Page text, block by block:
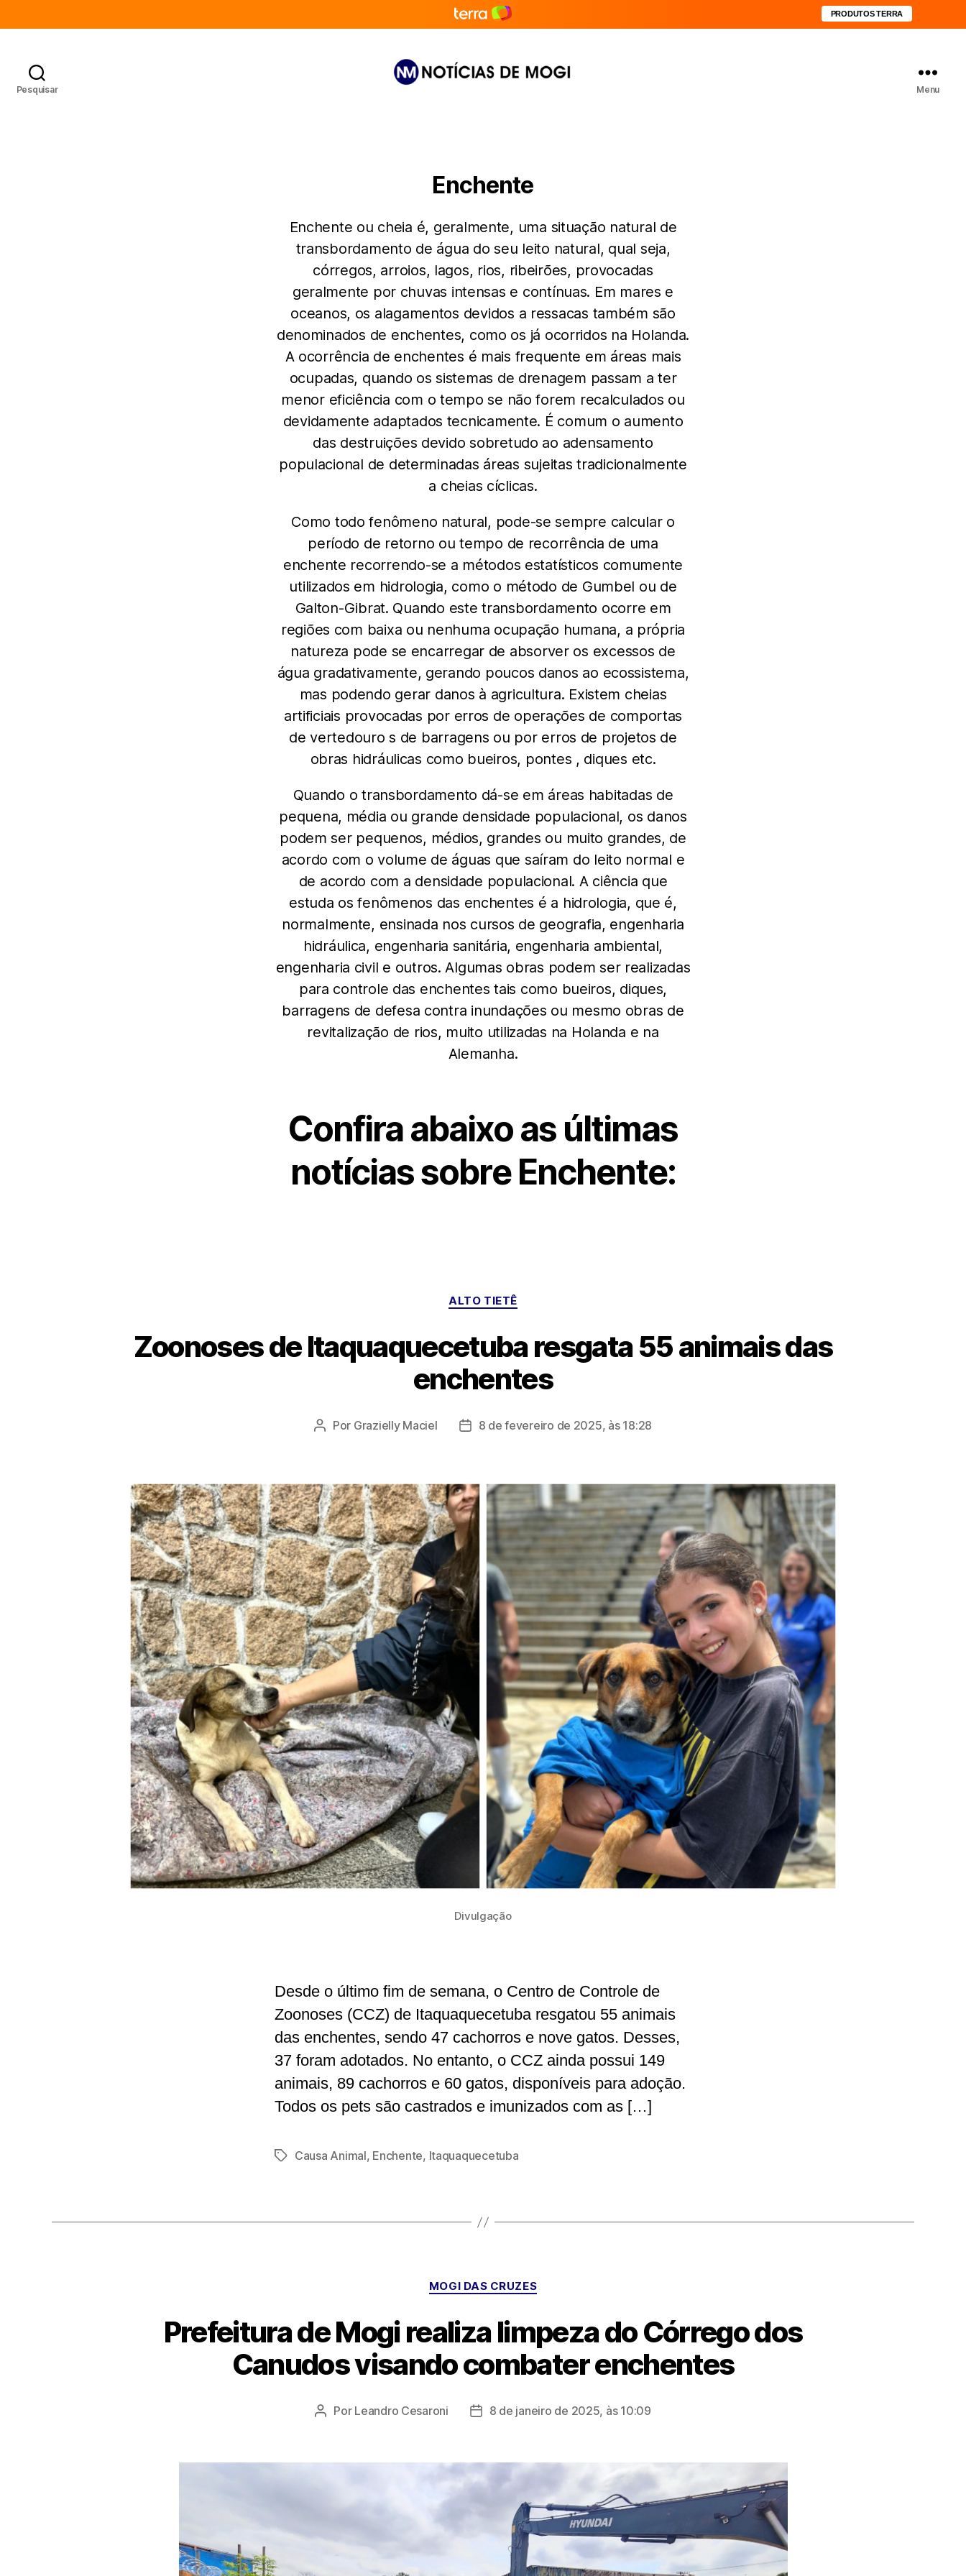
PRODUTOS TERRA
Pesquisar Menu
Enchente
Enchente ou cheia é, geralmente, uma situação natural de
transbordamento de água do seu leito natural, qual seja,
córregos, arroios, lagos, rios, ribeirões, provocadas
geralmente por chuvas intensas e contínuas. Em mares e
oceanos, os alagamentos devidos a ressacas também são
denominados de enchentes, como os já ocorridos na Holanda.
A ocorrência de enchentes é mais frequente em áreas mais
ocupadas, quando os sistemas de drenagem passam a ter
menor eficiência com o tempo se não forem recalculados ou
devidamente adaptados tecnicamente. É comum o aumento
das destruições devido sobretudo ao adensamento
populacional de determinadas áreas sujeitas tradicionalmente
a cheias cíclicas.
Como todo fenômeno natural, pode-se sempre calcular o
período de retorno ou tempo de recorrência de uma
enchente recorrendo-se a métodos estatísticos comumente
utilizados em hidrologia, como o método de Gumbel ou de
Galton-Gibrat. Quando este transbordamento ocorre em
regiões com baixa ou nenhuma ocupação humana, a própria
natureza pode se encarregar de absorver os excessos de
água gradativamente, gerando poucos danos ao ecossistema,
mas podendo gerar danos à agricultura. Existem cheias
artificiais provocadas por erros de operações de comportas
de vertedouro s de barragens ou por erros de projetos de
obras hidráulicas como bueiros, pontes , diques etc.
Quando o transbordamento dá-se em áreas habitadas de
pequena, média ou grande densidade populacional, os danos
podem ser pequenos, médios, grandes ou muito grandes, de
acordo com o volume de águas que saíram do leito normal e
de acordo com a densidade populacional. A ciência que
estuda os fenômenos das enchentes é a hidrologia, que é,
normalmente, ensinada nos cursos de geografia, engenharia
hidráulica, engenharia sanitária, engenharia ambiental,
engenharia civil e outros. Algumas obras podem ser realizadas
para controle das enchentes tais como bueiros, diques,
barragens de defesa contra inundações ou mesmo obras de
revitalização de rios, muito utilizadas na Holanda e na
Alemanha.
Confira abaixo as últimas
notícias sobre Enchente:
Categorias
ALTO TIETÊ
Zoonoses de Itaquaquecetuba resgata 55 animais das
enchentes
Autor
Por Grazielly Maciel
Data8 de fevereiro de 2025, às 18:28
Divulgação
Desde o último fim de semana, o Centro de Controle de
Zoonoses (CCZ) de Itaquaquecetuba resgatou 55 animais
das enchentes, sendo 47 cachorros e nove gatos. Desses,
37 foram adotados. No entanto, o CCZ ainda possui 149
animais, 89 cachorros e 60 gatos, disponíveis para adoção.
Todos os pets são castrados e imunizados com as […]
TagsCausa Animal, Enchente, Itaquaquecetuba
Categorias
MOGI DAS CRUZES
Prefeitura de Mogi realiza limpeza do Córrego dos
Canudos visando combater enchentes
Autor
Por Leandro Cesaroni
Data8 de janeiro de 2025, às 10:09